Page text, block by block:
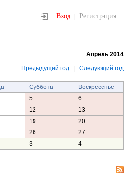
Вход Регистрация
Апрель 2014
Предыдущий год| Следующий год
Суббота
Воскресенье
5
6
12
13
19
20
26
27
3 4